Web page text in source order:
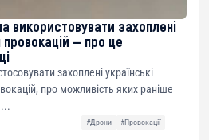
використовувати захоплені
— про це
захоплені українські
про можливість яких раніше
#Дрони
#Провокації